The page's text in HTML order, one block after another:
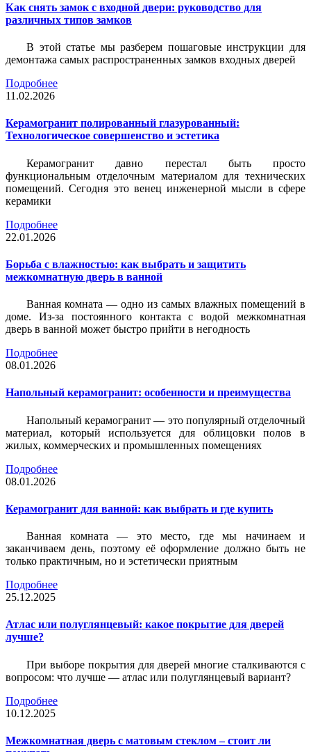
Как снять замок с входной двери: руководство для
различных типов замков
В этой статье мы разберем пошаговые инструкции для
демонтажа самых распространенных замков входных дверей
Подробнее
11.02.2026
Керамогранит полированный глазурованный:
Технологическое совершенство и эстетика
Керамогранит давно перестал быть просто
функциональным отделочным материалом для технических
помещений. Сегодня это венец инженерной мысли в сфере
керамики
Подробнее
22.01.2026
Борьба с влажностью: как выбрать и защитить
межкомнатную дверь в ванной
Ванная комната — одно из самых влажных помещений в
доме. Из-за постоянного контакта с водой межкомнатная
дверь в ванной может быстро прийти в негодность
Подробнее
08.01.2026
Напольный керамогранит: особенности и преимущества
Напольный керамогранит — это популярный отделочный
материал, который используется для облицовки полов в
жилых, коммерческих и промышленных помещениях
Подробнее
08.01.2026
Керамогранит для ванной: как выбрать и где купить
Ванная комната — это место, где мы начинаем и
заканчиваем день, поэтому её оформление должно быть не
только практичным, но и эстетически приятным
Подробнее
25.12.2025
Атлас или полуглянцевый: какое покрытие для дверей
лучше?
При выборе покрытия для дверей многие сталкиваются с
вопросом: что лучше — атлас или полуглянцевый вариант?
Подробнее
10.12.2025
Межкомнатная дверь с матовым стеклом – стоит ли